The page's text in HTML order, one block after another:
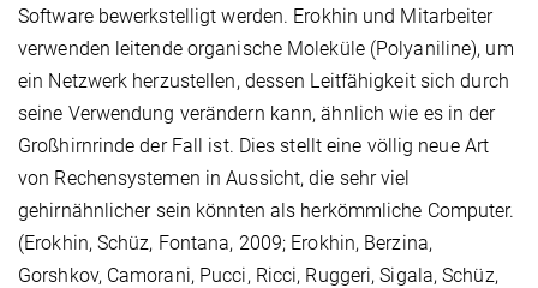
Software bewerkstelligt werden. Erokhin und Mitarbeiter
verwenden leitende organische Moleküle (Polyaniline), um
ein Netzwerk herzustellen, dessen Leitfähigkeit sich durch
seine Verwendung verändern kann, ähnlich wie es in der
Großhirnrinde der Fall ist. Dies stellt eine völlig neue Art
von Rechensystemen in Aussicht, die sehr viel
gehirnähnlicher sein könnten als herkömmliche Computer.
(Erokhin, Schüz, Fontana, 2009; Erokhin, Berzina,
Gorshkov, Camorani, Pucci, Ricci, Ruggeri, Sigala, Schüz,